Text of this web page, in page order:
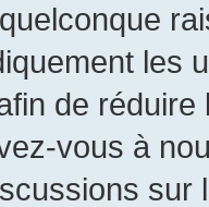
les
de
vous à
sur